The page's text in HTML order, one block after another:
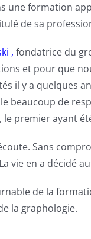
une formation
de sa
, fondatrice du
et pour que
il y a quelques
beaucoup de
premier ayant
Sans
vie en a décidé
de la
la graphologie.